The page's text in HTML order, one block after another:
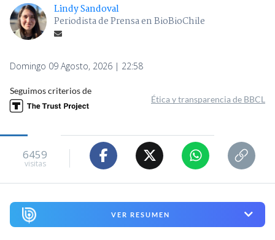
Lindy Sandoval
Periodista de Prensa en BioBioChile
Domingo 09 Agosto, 2026 | 22:58
Seguimos criterios de
Ética y transparencia de BBCL
6459
visitas
VER RESUMEN